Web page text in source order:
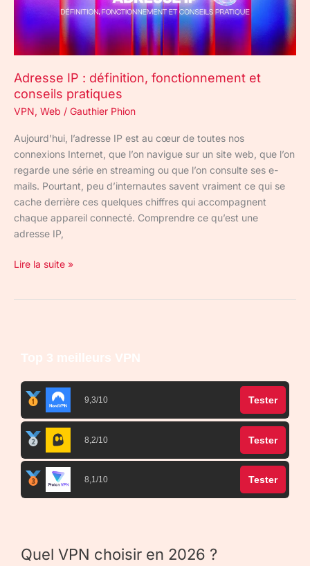
Adresse IP : définition, fonctionnement et
conseils pratiques
VPN, Web / Gauthier Phion
Aujourd’hui, l’adresse IP est au cœur de toutes nos
connexions Internet, que l’on navigue sur un site web, que l’on
regarde une série en streaming ou que l’on consulte ses e-
mails. Pourtant, peu d’internautes savent vraiment ce qui se
cache derrière ces quelques chiffres qui accompagnent
chaque appareil connecté. Comprendre ce qu’est une
adresse IP,
pratiques
Lire la suite »
Top 3 meilleurs VPN
9,3/10 Tester
8,2/10 Tester
8,1/10 Tester
Quel VPN choisir en 2026 ?